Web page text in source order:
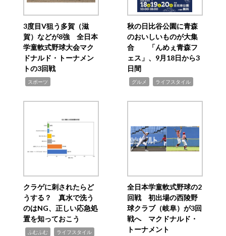
3度目V狙う多賀（滋
賀）などが8強 全日本
学童軟式野球大会マク
ドナルド・トーナメン
トの3回戦
スポーツ
秋の日比谷公園に青森
のおいしいものが大集
合 「んめぇ青森フ
ェス」、9月18日から3
日間
グルメ ライフスタイル
クラゲに刺されたらど
うする？ 真水で洗う
のはNG、正しい応急処
置を知っておこう
ふむふむ ライフスタイル
全日本学童軟式野球の2
回戦 初出場の西陵野
球クラブ（岐阜）が3回
戦へ マクドナルド・
トーナメント